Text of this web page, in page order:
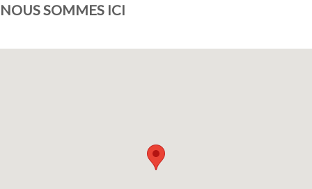
NOUS SOMMES ICI